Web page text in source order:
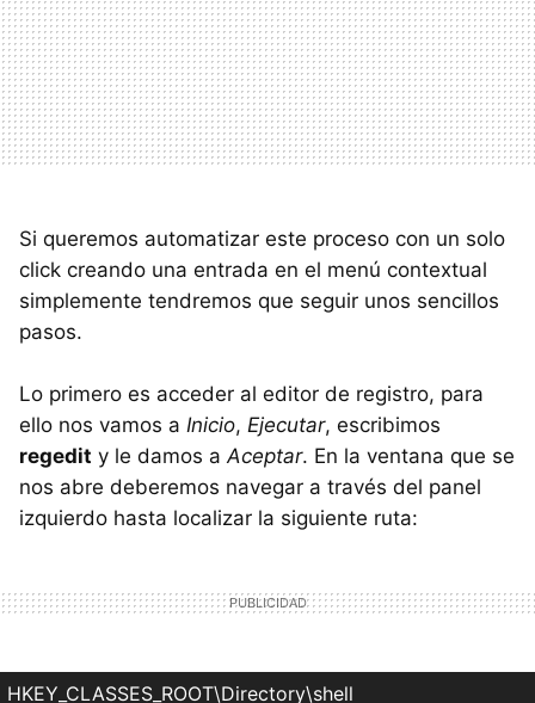
Si queremos automatizar este proceso con un solo
click creando una entrada en el menú contextual
simplemente tendremos que seguir unos sencillos
pasos.
Lo primero es acceder al editor de registro, para
ello nos vamos a Inicio, Ejecutar, escribimos
regedit y le damos aAceptar. En la ventana que se
nos abre deberemos navegar a través del panel
izquierdo hasta localizar la siguiente ruta:
HKEY_CLASSES_ROOT\Directory\shell